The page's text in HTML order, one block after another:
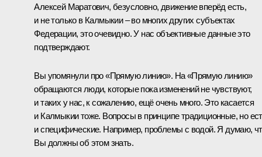
Алексей Маратович, безусловно, движение вперёд есть,
и не только в Калмыкии – во многих других субъектах
Федерации, это очевидно. У нас объективные данные это
подтверждают.
Вы упомянули про «Прямую линию». На «Прямую линию»
обращаются люди, которые пока изменений не чувствуют,
и таких у нас, к сожалению, ещё очень много. Это касается
и Калмыкии тоже. Вопросы в принципе традиционные, но
и специфические. Например, проблемы с водой. Я думаю,
Вы должны об этом знать.